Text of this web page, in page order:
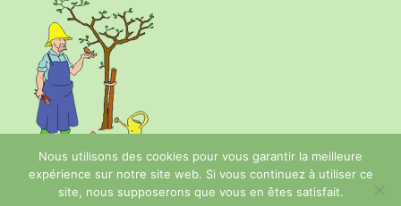
Nous utilisons des cookies pour vous garantir la meilleure
expérience sur notre site web. Si vous continuez à utiliser ce
site, nous supposerons que vous en êtes satisfait.